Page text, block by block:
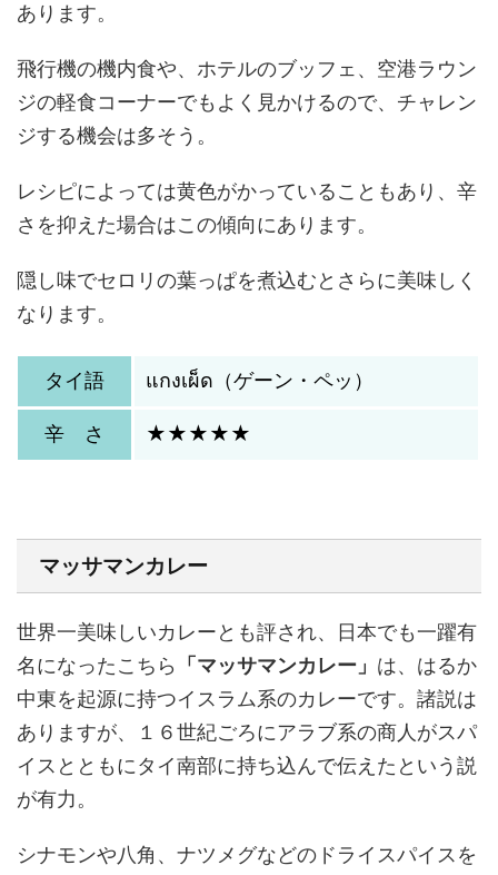
あります。
飛行機の機内食や、ホテルのブッフェ、空港ラウン
ジの軽食コーナーでもよく見かけるので、チャレン
ジする機会は多そう。
レシピによっては黄色がかっていることもあり、辛
さを抑えた場合はこの傾向にあります。
隠し味でセロリの葉っぱを煮込むとさらに美味しく
なります。
タイ語 แกงเผ็ด（ゲーン・ペッ）
辛 さ ★★★★★
マッサマンカレー
世界一美味しいカレーとも評され、日本でも一躍有
名になったこちら
「マッサマンカレー」 は、はるか
中東を起源に持つイスラム系のカレーです。諸説は
ありますが、１６世紀ごろにアラブ系の商人がスパ
イスとともにタイ南部に持ち込んで伝えたという説
が有力。
シナモンや八角、ナツメグなどのドライスパイスを